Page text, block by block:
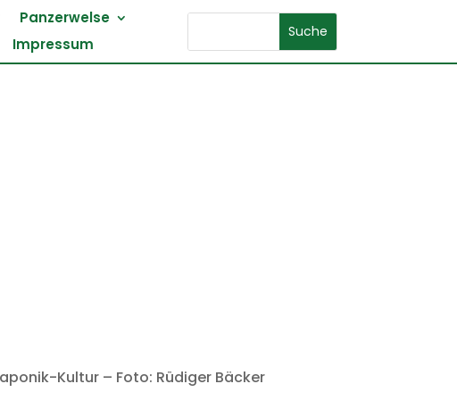
Panzerwelse
Impressum
Kultur – Foto: Rüdiger Bäcker